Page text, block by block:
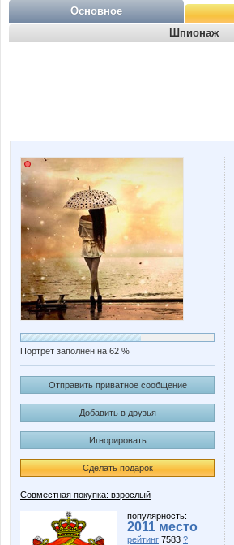
Основное
Шпионаж
Портрет заполнен на 62 %
Отправить приватное сообщение
Добавить в друзья
Игнорировать
Сделать подарок
Совместная покупка: взрослый
популярность:
2011 место
рейтинг 7583 ?